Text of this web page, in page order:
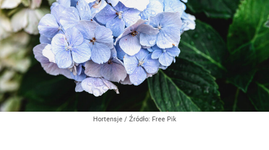
Hortensje / Źródło: Free Pik